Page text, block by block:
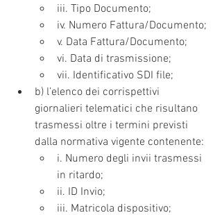
iii. Tipo Documento;
iv. Numero Fattura/Documento;
v. Data Fattura/Documento;
vi. Data di trasmissione;
vii. Identificativo SDI file;
b) l’elenco dei corrispettivi
giornalieri telematici che risultano
trasmessi oltre i termini previsti
dalla normativa vigente contenente:
i. Numero degli invii trasmessi
in ritardo;
ii. ID Invio;
iii. Matricola dispositivo;